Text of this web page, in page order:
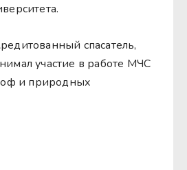
спасатель,
участие в работе МЧС
и природных